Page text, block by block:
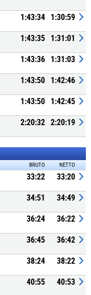
1:43:34 1:30:59
1:43:35 1:31:01
1:43:36 1:31:03
1:43:50 1:42:46
1:43:50 1:42:45
2:20:32 2:20:19
BRUTO NETTO
33:22 33:20
34:51 34:49
36:24 36:22
36:45 36:42
38:24 38:22
40:55 40:53